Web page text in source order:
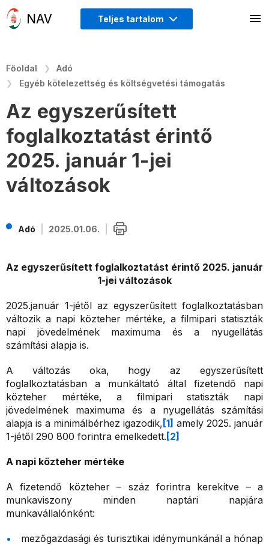
Teljes tartalom
Főoldal
Adó
Egyéb kötelezettség és költségvetési támogatás
Az egyszerűsített
foglalkoztatást érintő
2025. január 1-jei
változások
Adó 2025.01.06.
Az egyszerűsített foglalkoztatást érintő 2025. január
1-jei változások
2025.január 1-jétől az egyszerűsített foglalkoztatásban
változik a napi közteher mértéke, a filmipari statiszták
napi jövedelmének maximuma és a nyugellátás
számítási alapja is.
A változás oka, hogy az egyszerűsített
foglalkoztatásban a munkáltató által fizetendő napi
közteher mértéke, a filmipari statiszták napi
jövedelmének maximuma és a nyugellátás számítási
alapja is a minimálbérhez igazodik, [1] amely 2025. január
1-jétől 290 800 forintra emelkedett. [2]
A napi közteher mértéke
A fizetendő közteher – száz forintra kerekítve – a
munkaviszony minden naptári napjára
munkavállalónként:
mezőgazdasági és turisztikai idénymunkánál a hónap